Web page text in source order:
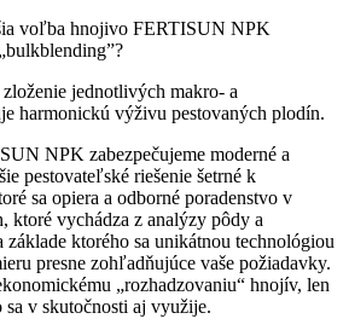
voľba hnojivo FERTISUN NPK
jednotlivých makro- a
harmonickú výživu pestovaných plodín.
NPK zabezpečujeme moderné a
pestovateľské riešenie šetrné k
sa opiera a odborné poradenstvo v
ktoré vychádza z analýzy pôdy a
základe ktorého sa unikátnou technológiou
presne zohľadňujúce vaše požiadavky.
„rozhadzovaniu“ hnojív, len
v skutočnosti aj využije.